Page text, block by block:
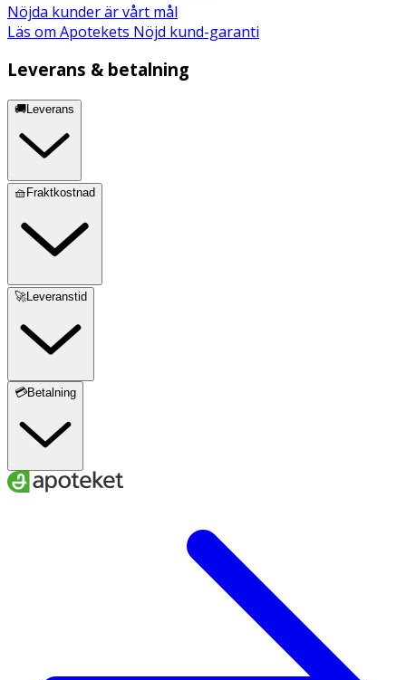
Nöjda kunder är vårt mål
Läs om Apotekets Nöjd kund-garanti
Leverans & betalning
🚚Leverans
🧺Fraktkostnad
🚀Leveranstid
💳Betalning